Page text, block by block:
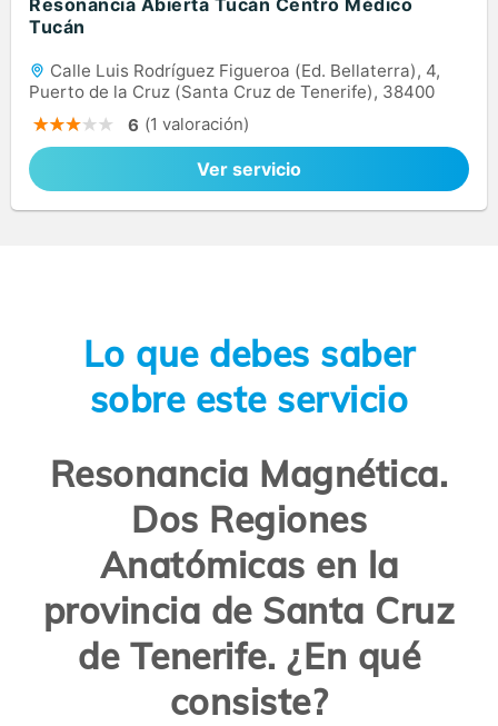
Resonancia Abierta Tucán Centro Médico
Tucán
Calle Luis Rodríguez Figueroa (Ed. Bellaterra), 4,
Puerto de la Cruz (Santa Cruz de Tenerife), 38400
6 (1 valoración)
Ver servicio
Lo que debes saber
sobre este servicio
Resonancia Magnética.
Dos Regiones
Anatómicas en la
provincia de Santa Cruz
de Tenerife. ¿En qué
consiste?